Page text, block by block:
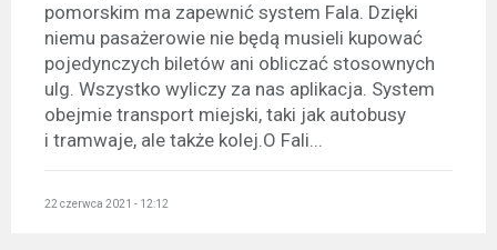
pomorskim ma zapewnić system Fala. Dzięki
niemu pasażerowie nie będą musieli kupować
pojedynczych biletów ani obliczać stosownych
ulg. Wszystko wyliczy za nas aplikacja. System
obejmie transport miejski, taki jak autobusy
i tramwaje, ale także kolej.O Fali...
22 czerwca 2021 - 12:12